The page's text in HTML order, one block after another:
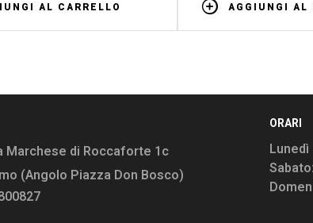
AL CARRELLO AGGIUNGI AL
Marchese di Roccaforte 1c
(Angolo Piazza Don Bosco)
ORARI
Lunedì